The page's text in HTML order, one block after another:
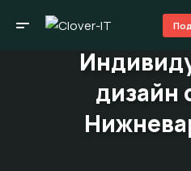
дизайн